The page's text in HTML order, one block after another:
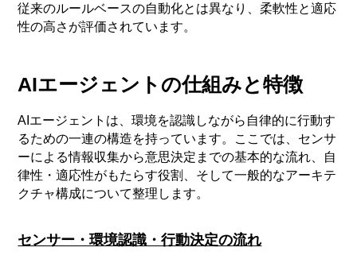
従来のルールベースの自動化とは異なり、柔軟性と適応
性の高さが評価されています。
AIエージェントの仕組みと特徴
AIエージェントは、環境を認識しながら自律的に行動す
るための一連の構造を持っています。ここでは、センサ
ーによる情報収集から意思決定までの基本的な流れ、自
律性・適応性がもたらす役割、そして一般的なアーキテ
クチャ構成について整理します。
センサー・環境認識・行動決定の流れ